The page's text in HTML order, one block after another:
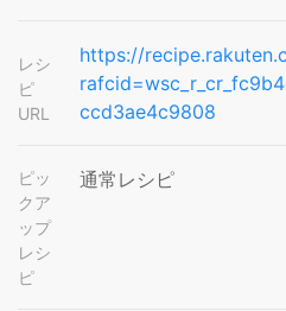
レシ
ピ
URL
https://
ccd3ae4c9808
ピッ
クア
ップ
レシ
ピ
通常レシピ